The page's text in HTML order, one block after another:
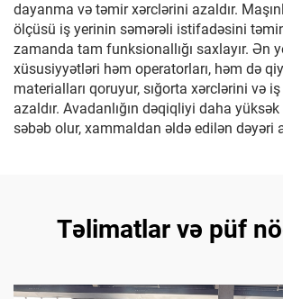
dayanma və təmir xərclərini azaldır.
ölçüsü iş yerinin səmərəli istifadəsini
zamanda tam funksionallığı saxlayır. Ən
xüsusiyyətləri həm operatorları, həm də
materialları qoruyur, sığorta xərclərini və
azaldır. Avadanlığın dəqiqliyi daha yüksək
səbəb olur, xammaldan əldə edilən dəyəri
Təlimatlar və püf